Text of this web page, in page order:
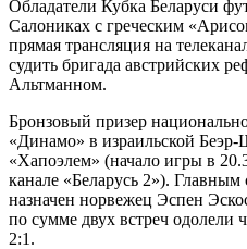
Обладатели Кубка Беларуси
Салониках с греческим
прямая трансляция на
судить бригада австрийских
Альтманном.
Бронзовый призер
«Динамо» в израильской
«Хапоэлем» (начало игры в
канале «Беларусь 2»). Главным
назначен норвежец Эспен
по сумме двух встреч
2:1.